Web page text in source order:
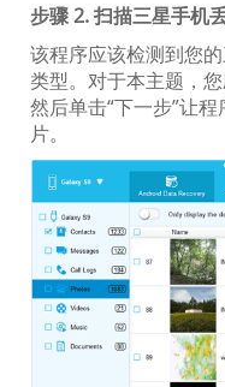
步骤 2. 扫描三星手机
该程序应该检测到您
类型。对于本主题，您
然后单击“下一步”让
片。